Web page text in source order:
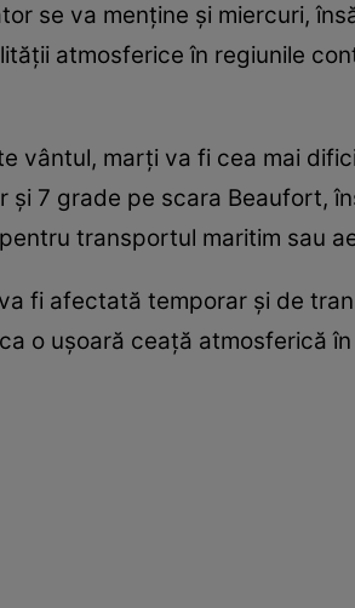
se va menține și miercuri,
atmosferice în regiunile
vântul, marți va fi cea mai
și 7 grade pe scara Beaufort,
transportul maritim sau
fi afectată temporar și de
o ușoară ceață atmosferică